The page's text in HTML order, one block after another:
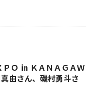
ＰＯ ㏌ ＫＡＮＡＧＡＷ
由さん、磯村勇斗さ